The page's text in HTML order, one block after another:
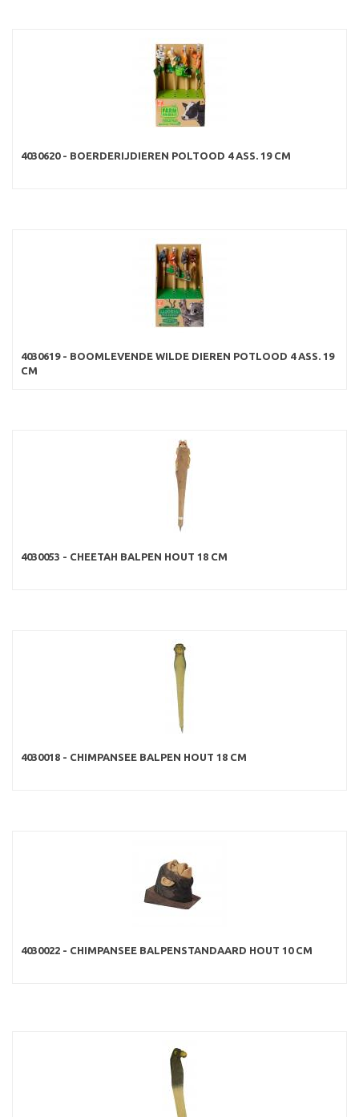
4030620 - BOERDERIJDIEREN POLTOOD 4 ASS. 19 CM
4030619 - BOOMLEVENDE WILDE DIEREN POTLOOD 4 ASS. 19
CM
4030053 - CHEETAH BALPEN HOUT 18 CM
4030018 - CHIMPANSEE BALPEN HOUT 18 CM
4030022 - CHIMPANSEE BALPENSTANDAARD HOUT 10 CM